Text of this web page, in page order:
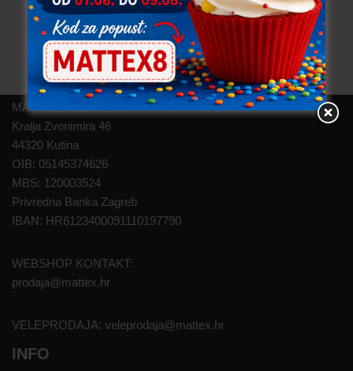
MAT TEXTILE d.o.o.
Kralja Zvonimira 46
44320 Kutina
OIB: 05145374626
MBS: 120003524
Privredna Banka Zagreb
IBAN: HR6123400091110197790
WEBSHOP KONTAKT:
prodaja@mattex.hr
VELEPRODAJA: veleprodaja@mattex.hr
INFO